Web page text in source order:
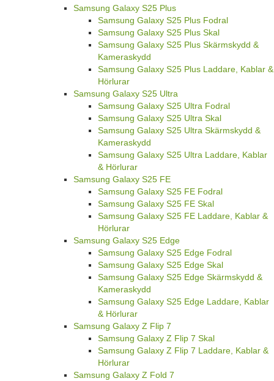
Samsung Galaxy S25 Plus
Samsung Galaxy S25 Plus Fodral
Samsung Galaxy S25 Plus Skal
Samsung Galaxy S25 Plus Skärmskydd &
Kameraskydd
Samsung Galaxy S25 Plus Laddare, Kablar &
Hörlurar
Samsung Galaxy S25 Ultra
Samsung Galaxy S25 Ultra Fodral
Samsung Galaxy S25 Ultra Skal
Samsung Galaxy S25 Ultra Skärmskydd &
Kameraskydd
Samsung Galaxy S25 Ultra Laddare, Kablar
& Hörlurar
Samsung Galaxy S25 FE
Samsung Galaxy S25 FE Fodral
Samsung Galaxy S25 FE Skal
Samsung Galaxy S25 FE Laddare, Kablar &
Hörlurar
Samsung Galaxy S25 Edge
Samsung Galaxy S25 Edge Fodral
Samsung Galaxy S25 Edge Skal
Samsung Galaxy S25 Edge Skärmskydd &
Kameraskydd
Samsung Galaxy S25 Edge Laddare, Kablar
& Hörlurar
Samsung Galaxy Z Flip 7
Samsung Galaxy Z Flip 7 Skal
Samsung Galaxy Z Flip 7 Laddare, Kablar &
Hörlurar
Samsung Galaxy Z Fold 7